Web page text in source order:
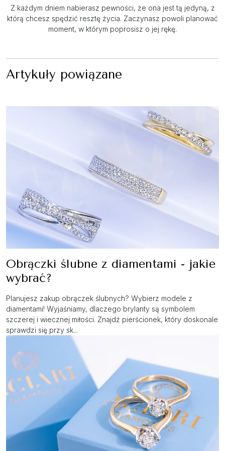
Z każdym dniem nabierasz pewności, że ona jest tą jedyną, z
którą chcesz spędzić resztę życia. Zaczynasz powoli planować
moment, w którym poprosisz o jej rękę.
Artykuły powiązane
Obrączki ślubne z diamentami - jakie
wybrać?
Planujesz zakup obrączek ślubnych? Wybierz modele z
diamentami! Wyjaśniamy, dlaczego brylanty są symbolem
szczerej i wiecznej miłości. Znajdź pierścionek, który doskonale
sprawdzi się przy sk...